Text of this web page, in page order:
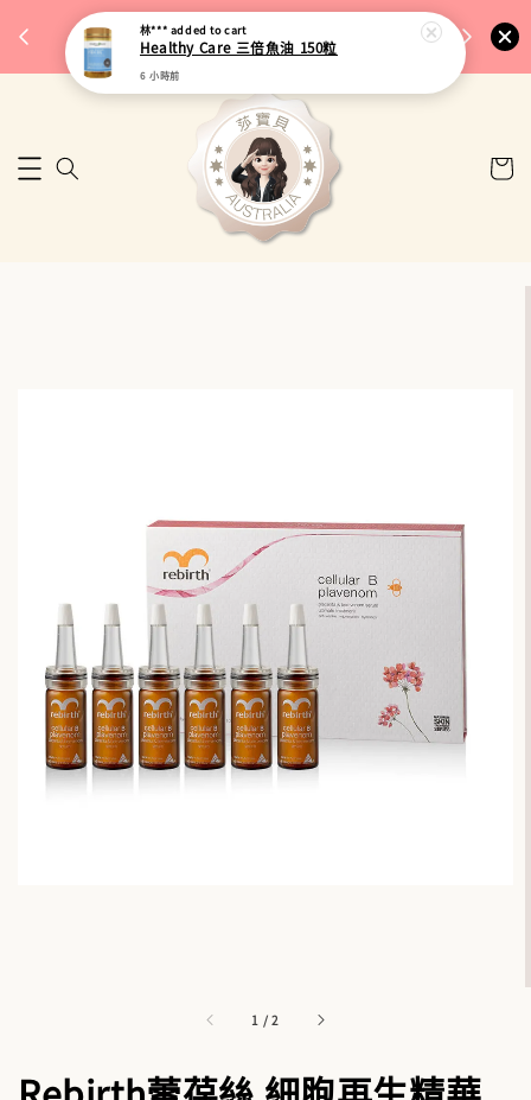
🎉 77購物節｜保健品滿額最低 91 折
來去逛逛
🚚 台
1 /2
林*** added to cart
Healthy Care 三倍魚油 150粒
6 小時前